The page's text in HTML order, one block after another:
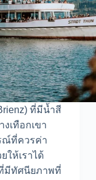
ที่มีน้ำสี
เทือกเขา
ณ์ที่ควรค่า
ให้เราได้
มีทัศนียภาพที่